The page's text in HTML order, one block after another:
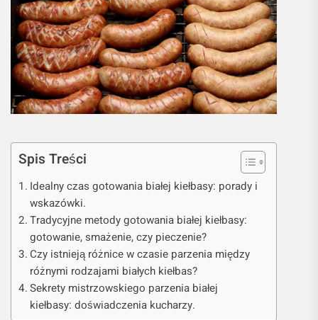
Spis Treści
Idealny czas gotowania białej kiełbasy: porady i
wskazówki.
Tradycyjne metody gotowania białej kiełbasy:
gotowanie, smażenie, czy pieczenie?
Czy istnieją różnice w czasie parzenia między
różnymi rodzajami białych kiełbas?
Sekrety mistrzowskiego parzenia białej
kiełbasy: doświadczenia kucharzy.